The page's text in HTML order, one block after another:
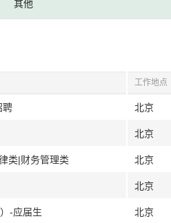
其他
工作地点
聘 北京
北京
类|财务管理类 北京
北京
-应届生 北京